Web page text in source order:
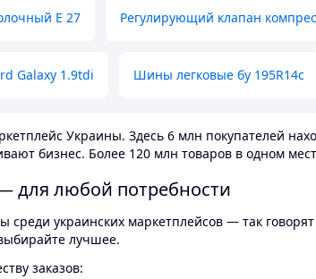
E 27 Регулирующий клапан
Galaxy 1.9tdi Шины легковые бу 195R14c
Украины. Здесь 6 млн покупателей
бизнес. Более 120 млн товаров в одном
для любой потребности
среди украинских маркетплейсов — так
лучшее.
заказов: